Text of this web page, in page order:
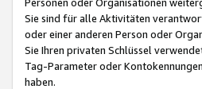
Sie sind für alle Aktivitäten
oder einer anderen Person oder
Sie Ihren privaten Schlüssel
Tag-Parameter oder
haben.